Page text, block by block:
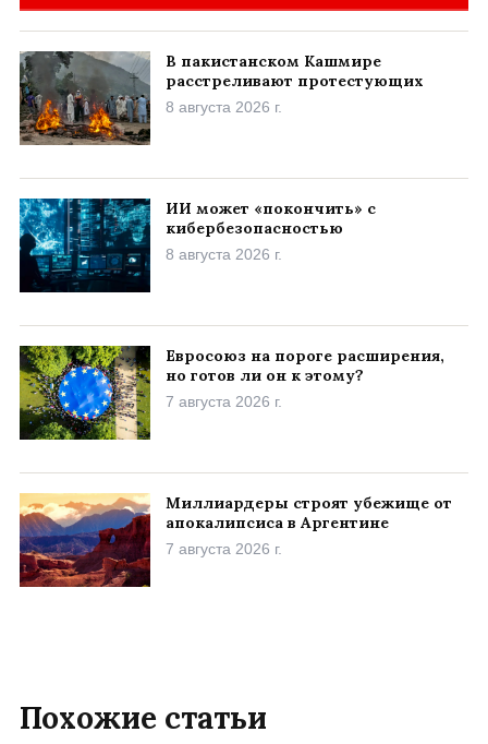
В пакистанском Кашмире
расстреливают протестующих
8 августа 2026 г.
ИИ может «покончить» с
кибербезопасностью
8 августа 2026 г.
Евросоюз на пороге расширения,
но готов ли он к этому?
7 августа 2026 г.
Миллиардеры строят убежище от
апокалипсиса в Аргентине
7 августа 2026 г.
Похожие статьи